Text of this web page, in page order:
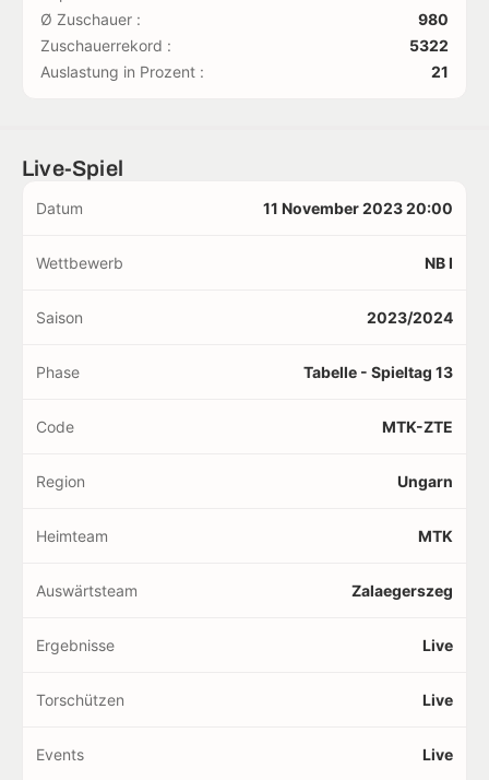
Ø Zuschauer :
980
Zuschauerrekord :
5322
Auslastung in Prozent :
21
Live-Spiel
Datum 11 November 2023 20:00
Wettbewerb NB I
Saison 2023/2024
Phase Tabelle - Spieltag 13
Code MTK-ZTE
Region Ungarn
Heimteam MTK
Auswärtsteam Zalaegerszeg
Ergebnisse Live
Torschützen Live
Events Live